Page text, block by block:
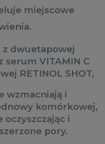
miejscowe
z dwuetapowej
serum VITAMIN C
RETINOL SHOT,
wzmacniają i
komórkowej,
i
pory.